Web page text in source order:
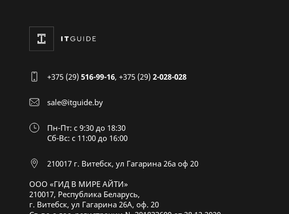
+375 (29) 516-99-16, +375 (29) 2-028-028
sale@itguide.by
Пн-Пт: с 9:30 до 18:30
Cб-Вс: с 11:00 до 16:00
210017 г. Витебск, ул Гагарина 26а оф 20
ООО «ГИД В МИРЕ АЙТИ»
210017, Республика Беларусь,
г. Витебск, ул Гагарина 26А, оф. 20